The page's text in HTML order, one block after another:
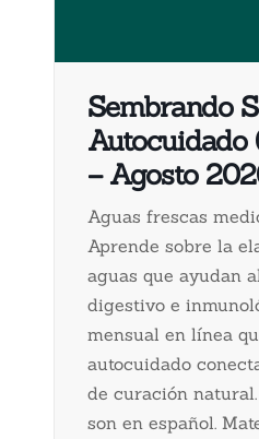
Sembrando
Autocuidado
– Agosto
Aguas frescas
Aprende sobre la
aguas que ayudan
digestivo e
mensual en línea
autocuidado
de curación
son en español.